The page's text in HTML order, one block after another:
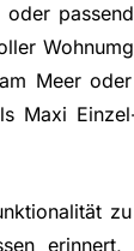
Meer
Maxi